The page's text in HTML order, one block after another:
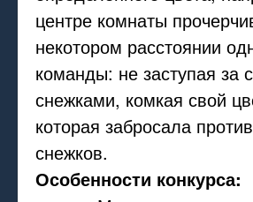
центре комнаты
некотором расстоянии
команды: не заступая за
снежками, комкая свой
которая забросала
снежков.
Особенности конкурса: